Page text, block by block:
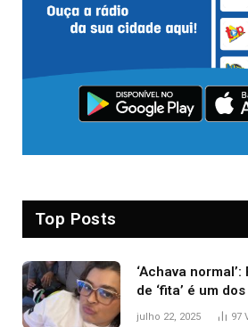
Top Posts
‘Achava
de ‘fita’ é um
colorretal;
julho 22, 2025 97